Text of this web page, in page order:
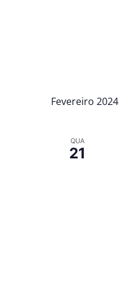
Fevereiro 2024
QUA
21